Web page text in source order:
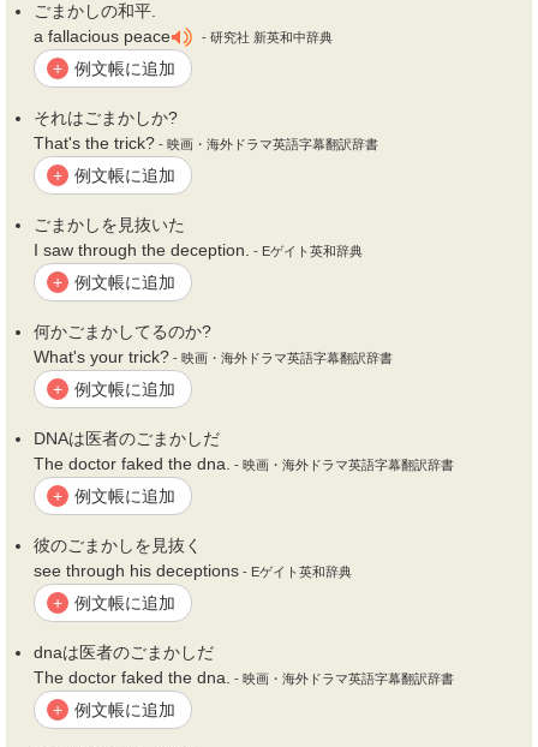
ごまかしの和平.
a fallacious peace
- 研究社 新英和中辞典
+ 例文帳に追加
それはごまかしか?
That's the trick? - 映画・海外ドラマ英語字幕翻訳辞書
+ 例文帳に追加
ごまかしを見抜いた
I saw through the deception.
- Eゲイト英和辞典
+ 例文帳に追加
何かごまかしてるのか?
What's your trick? - 映画・海外ドラマ英語字幕翻訳辞書
+ 例文帳に追加
DNAは医者のごまかしだ
The doctor faked the dna.
- 映画・海外ドラマ英語字幕翻訳辞書
+ 例文帳に追加
彼のごまかしを見抜く
see through his deceptions - Eゲイト英和辞典
+ 例文帳に追加
dnaは医者のごまかしだ
The doctor faked the dna.
- 映画・海外ドラマ英語字幕翻訳辞書
+ 例文帳に追加